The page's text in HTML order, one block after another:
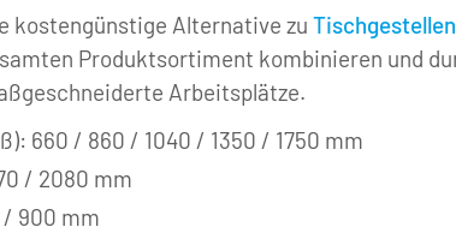
kostengünstige Alternative zu Tischgestellen
Arbeitsplätze.
660 / 860 / 1040 / 1350 / 1750 mm
/ 2080 mm
900 mm